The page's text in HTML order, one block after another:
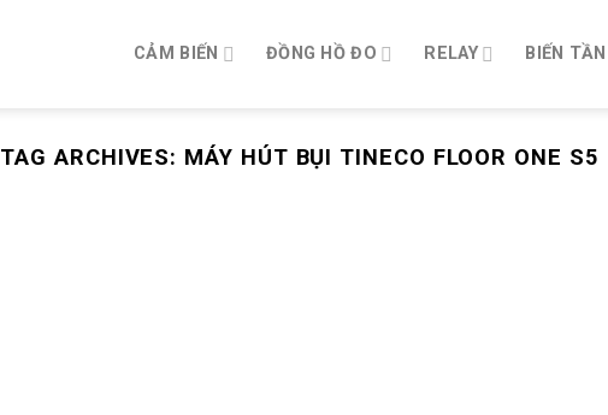
CẢM BIẾN ĐỒNG HỒ ĐO RELAY BIẾN TẦN
TAG ARCHIVES: MÁY HÚT BỤI TINECO FLOOR ONE S5